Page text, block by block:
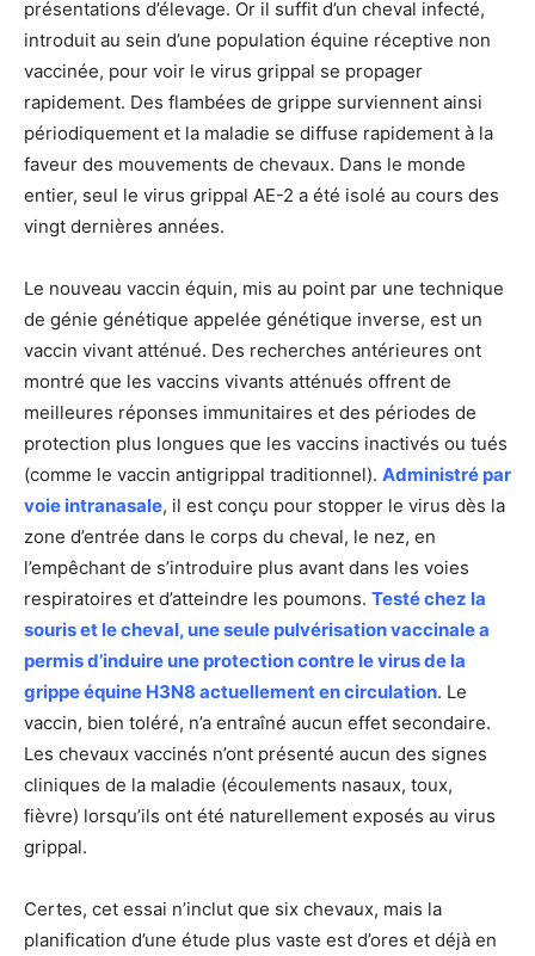
présentations d’élevage. Or il suffit d’un cheval infecté,
introduit au sein d’une population équine réceptive non
vaccinée, pour voir le virus grippal se propager
rapidement. Des flambées de grippe surviennent ainsi
périodiquement et la maladie se diffuse rapidement à la
faveur des mouvements de chevaux. Dans le monde
entier, seul le virus grippal AE-2 a été isolé au cours des
vingt dernières années.
Le nouveau vaccin équin, mis au point par une technique
de génie génétique appelée génétique inverse, est un
vaccin vivant atténué. Des recherches antérieures ont
montré que les vaccins vivants atténués offrent de
meilleures réponses immunitaires et des périodes de
protection plus longues que les vaccins inactivés ou tués
(comme le vaccin antigrippal traditionnel). Administré par
voie intranasale, il est conçu pour stopper le virus dès la
zone d’entrée dans le corps du cheval, le nez, en
l’empêchant de s’introduire plus avant dans les voies
respiratoires et d’atteindre les poumons. Testé chez la
souris et le cheval, une seule pulvérisation vaccinale a
permis d’induire une protection contre le virus de la
grippe équine H3N8 actuellement en circulation. Le
vaccin, bien toléré, n’a entraîné aucun effet secondaire.
Les chevaux vaccinés n’ont présenté aucun des signes
cliniques de la maladie (écoulements nasaux, toux,
fièvre) lorsqu’ils ont été naturellement exposés au virus
grippal.
Certes, cet essai n’inclut que six chevaux, mais la
planification d’une étude plus vaste est d’ores et déjà en